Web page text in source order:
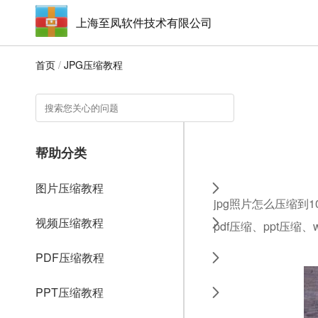
上海至凤软件技术有限公司
首页 / JPG压缩教程
帮助分类
图片压缩教程
视频压缩教程
PDF压缩教程
PPT压缩教程
jpg照片怎么压缩到
pdf压缩、ppt压缩